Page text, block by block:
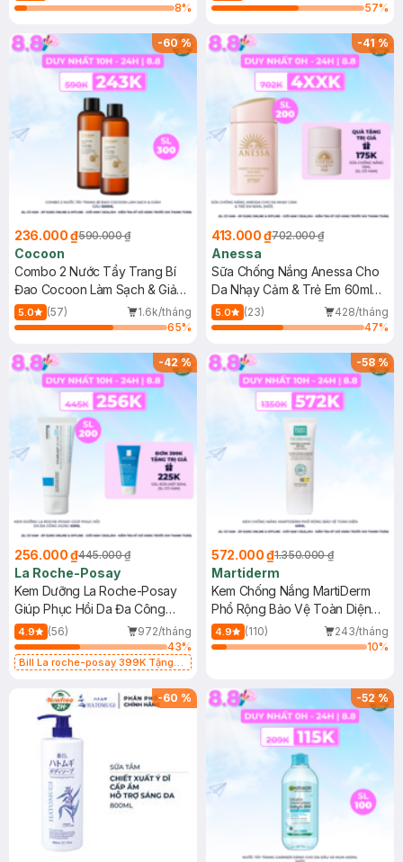
8%
57%
-60%
236.000 ₫590.000 ₫
Cocoon
Combo 2 Nước Tẩy Trang Bí
Đao Cocoon Làm Sạch & Giảm
Dầu 500ml
5.0 (57)
1.6k/tháng
65%
-41%
413.000 ₫702.000 ₫
Anessa
Sữa Chống Nắng Anessa Cho
Da Nhạy Cảm & Trẻ Em 60ml
(Mới)
5.0 (23)
428/tháng
47%
-42%
256.000 ₫445.000 ₫
La Roche-Posay
Kem Dưỡng La Roche-Posay
Giúp Phục Hồi Da Đa Công
Dụng 40ml
4.9 (56)
972/tháng
43%
Bill La roche-posay 399K Tặng
(SL có hạn)
-58%
572.000 ₫1.350.000 ₫
Martiderm
Kem Chống Nắng MartiDerm
Phổ Rộng Bảo Vệ Toàn Diện
40ml
4.9 (110)
243/tháng
10%
-60 % -52%